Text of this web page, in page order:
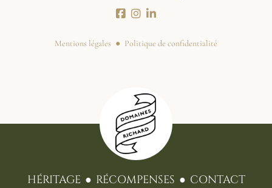
Mentions légales Politique de confidentialité
HÉRITAGE RÉCOMPENSES CONTACT